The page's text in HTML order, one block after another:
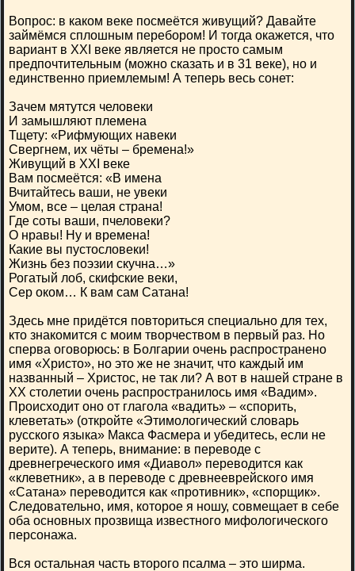
Вопрос: в каком веке посмеётся живущий? Давайте
займёмся сплошным перебором! И тогда окажется, что
вариант в ХХI веке является не просто самым
предпочтительным (можно сказать и в 31 веке), но и
единственно приемлемым! А теперь весь сонет:
Зачем мятутся человеки
И замышляют племена
Тщету: «Рифмующих навеки
Свергнем, их чёты – бремена!»
Живущий в ХХI веке
Вам посмеётся: «В имена
Вчитайтесь ваши, не увеки
Умом, все – целая страна!
Где соты ваши, пчеловеки?
О нравы! Ну и времена!
Какие вы пустословеки!
Жизнь без поэзии скучна…»
Рогатый лоб, скифские веки,
Сер оком… К вам сам Сатана!
Здесь мне придётся повториться специально для тех,
кто знакомится с моим творчеством в первый раз. Но
сперва оговорюсь: в Болгарии очень распространено
имя «Христо», но это же не значит, что каждый им
названный – Христос, не так ли? А вот в нашей стране в
ХХ столетии очень распространилось имя «Вадим».
Происходит оно от глагола «вадить» – «спорить,
клеветать» (откройте «Этимологический словарь
русского языка» Макса Фасмера и убедитесь, если не
верите). А теперь, внимание: в переводе с
древнегреческого имя «Диавол» переводится как
«клеветник», а в переводе с древнееврейского имя
«Сатана» переводится как «противник», «спорщик».
Следовательно, имя, которое я ношу, совмещает в себе
оба основных прозвища известного мифологического
персонажа.
Вся остальная часть второго псалма – это ширма.